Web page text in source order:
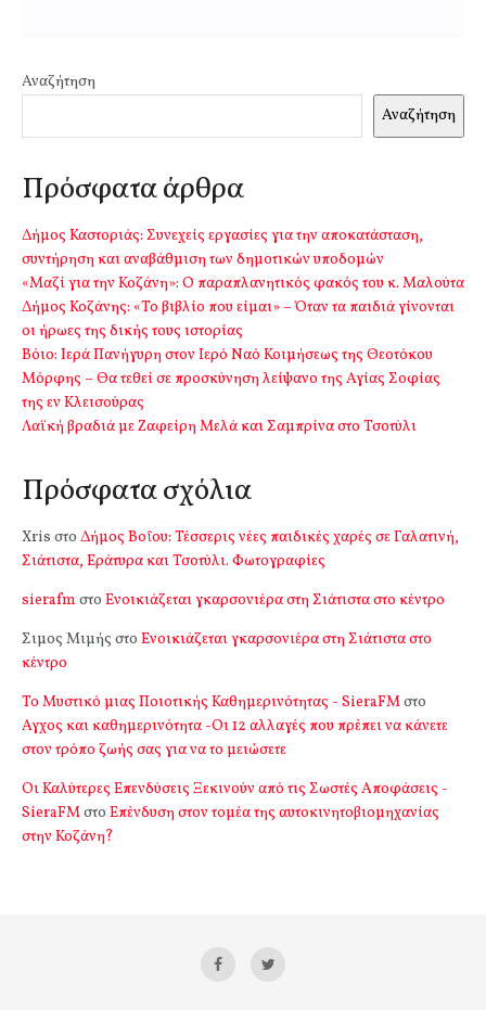
Αναζήτηση
Αναζήτηση
Πρόσφατα άρθρα
Δήμος Καστοριάς: Συνεχείς εργασίες για την αποκατάσταση,
συντήρηση και αναβάθμιση των δημοτικών υποδομών
«Μαζί για την Κοζάνη»: Ο παραπλανητικός φακός του κ. Μαλούτα
Δήμος Κοζάνης: «Το βιβλίο που είμαι» – Όταν τα παιδιά γίνονται
οι ήρωες της δικής τους ιστορίας
Βόιο: Ιερά Πανήγυρη στον Ιερό Ναό Κοιμήσεως της Θεοτόκου
Μόρφης – Θα τεθεί σε προσκύνηση λείψανο της Αγίας Σοφίας
της εν Κλεισούρας
Λαϊκή βραδιά με Ζαφείρη Μελά και Σαμπρίνα στο Τσοτύλι
Πρόσφατα σχόλια
Xris στο Δήμος Βοΐου: Τέσσερις νέες παιδικές χαρές σε Γαλατινή,
Σιάτιστα, Εράτυρα και Τσοτύλι. Φωτογραφίες
sierafm στο Ενοικιάζεται γκαρσονιέρα στη Σιάτιστα στο κέντρο
Σιμος Μιμής στο Ενοικιάζεται γκαρσονιέρα στη Σιάτιστα στο
κέντρο
Το Μυστικό μιας Ποιοτικής Καθημερινότητας - SieraFMστο
Αγχος και καθημερινότητα -Οι 12 αλλαγές που πρέπει να κάνετε
στον τρόπο ζωής σας για να το μειώσετε
Οι Καλύτερες Επενδύσεις Ξεκινούν από τις Σωστές Αποφάσεις -
SieraFMστο Επένδυση στον τομέα της αυτοκινητοβιομηχανίας
στην Κοζάνη?